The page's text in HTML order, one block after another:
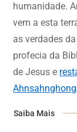
humanidade.
vem a esta
as verdades da
profecia da
de Jesus e
Ahnsahnghong
Saiba Mais